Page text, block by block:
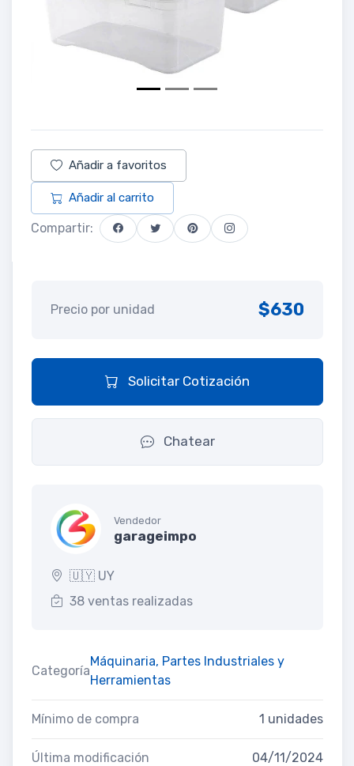
Añadir a favoritos
Añadir al carrito
Compartir:
Precio por unidad $630
Solicitar Cotización
Chatear
Vendedor
garageimpo
🇺🇾 UY
38 ventas realizadas
Categoría
Máquinaria, Partes Industriales y
Herramientas
Mínimo de compra 1 unidades
Última modificación 04/11/2024